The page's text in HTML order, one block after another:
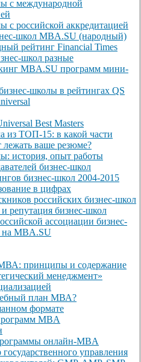
с международной
с российской аккредитацией
школ MBA.SU (народный)
рейтинг Financial Times
школ разные
MBA.SU программ мини-
школы в рейтингах QS
Best Masters
из ТОП-15: в какой части
лежать ваше резюме?
история, опыт работы
бизнес-школ
бизнес-школ 2004-2015
в цифрах
российских бизнес-школ
и репутация бизнес-школ
ассоциации бизнес-
на MBA.SU
принципы и содержание
менеджмент»
план МВА?
формате
MBA
онлайн-MBA
управления